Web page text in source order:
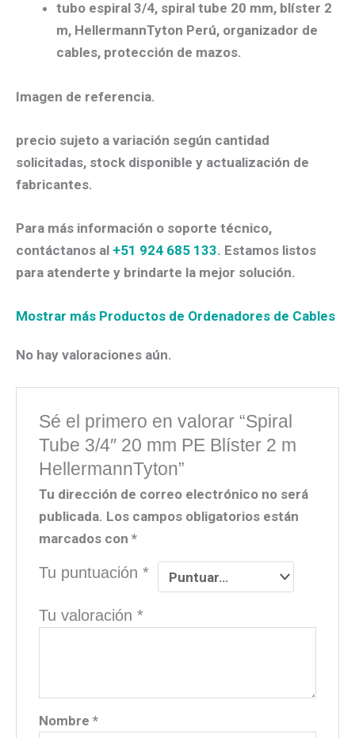
tubo espiral 3/4, spiral tube 20 mm, blíster 2
m, HellermannTyton Perú, organizador de
cables, protección de mazos.
Imagen de referencia.
precio sujeto a variación según cantidad
solicitadas, stock disponible y actualización de
fabricantes.
Para más información o soporte técnico,
contáctanos al +51 924 685 133. Estamos listos
para atenderte y brindarte la mejor solución.
Mostrar más Productos de Ordenadores de Cables
No hay valoraciones aún.
Sé el primero en valorar “Spiral
Tube 3/4″ 20 mm PE Blíster 2 m
HellermannTyton”
Tu dirección de correo electrónico no será
publicada. Los campos obligatorios están
marcados con*
Tu puntuación*
Tu valoración*
Nombre*